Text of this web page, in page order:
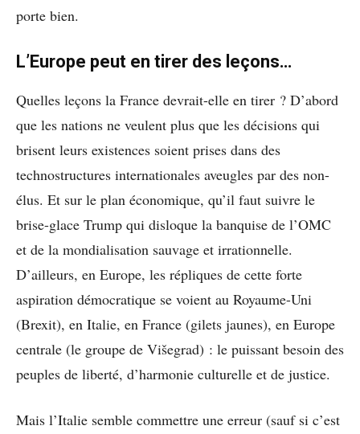
porte bien.
L’Europe peut en tirer des leçons…
Quelles leçons la France devrait-elle en tirer ? D’abord
que les nations ne veulent plus que les décisions qui
brisent leurs existences soient prises dans des
technostructures internationales aveugles par des non-
élus. Et sur le plan économique, qu’il faut suivre le
brise-glace Trump qui disloque la banquise de l’OMC
et de la mondialisation sauvage et irrationnelle.
D’ailleurs, en Europe, les répliques de cette forte
aspiration démocratique se voient au Royaume-Uni
(Brexit), en Italie, en France (gilets jaunes), en Europe
centrale (le groupe de Višegrad) : le puissant besoin des
peuples de liberté, d’harmonie culturelle et de justice.
Mais l’Italie semble commettre une erreur (sauf si c’est